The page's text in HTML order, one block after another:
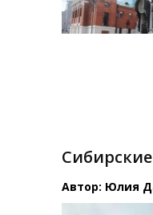
Автор: Юлия